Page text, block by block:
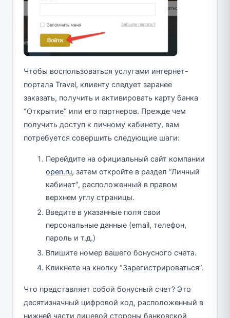
Чтобы воспользоваться услугами интернет-
портала Travel, клиенту следует заранее
заказать, получить и активировать карту банка
“Открытие” или его партнеров. Прежде чем
получить доступ к личному кабинету, вам
потребуется совершить следующие шаги:
Перейдите на официальный сайт компании
open.ru, затем откройте в раздел “Личный
кабинет”, расположенный в правом
верхнем углу страницы.
Введите в указанные поля свои
персональные данные (email, телефон,
пароль и т.д.)
Впишите номер вашего бонусного счета.
Кликнете на кнопку “Зарегистрироваться”.
Что представляет собой бонусный счет? Это
десятизначный цифровой код, расположенный в